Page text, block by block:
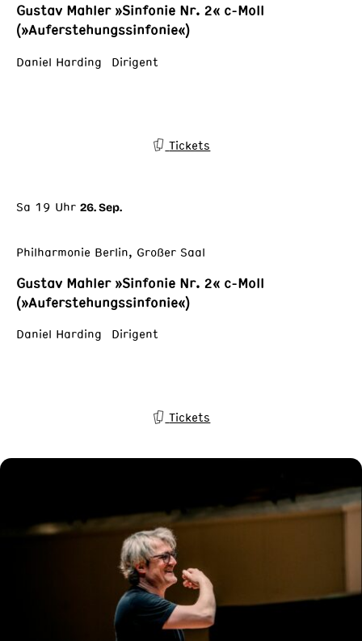
Gustav Mahler »Sinfonie Nr. 2« c-Moll
(»Auferstehungssinfonie«)
Daniel Harding Dirigent
Tickets
Sa 19 Uhr 26. Sep.
Philharmonie Berlin, Großer Saal
Gustav Mahler »Sinfonie Nr. 2« c-Moll
(»Auferstehungssinfonie«)
Daniel Harding Dirigent
Tickets